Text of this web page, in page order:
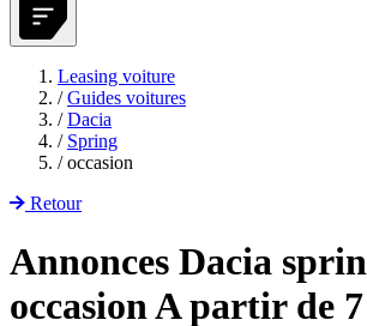
Leasing voiture
/ Guides voitures
/ Dacia
/ Spring
/ occasion
Retour
Annonces Dacia
occasion A partir de